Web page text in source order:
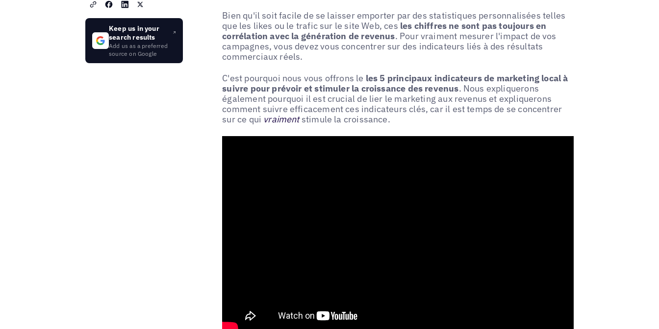
Keep us in your
search results
Add us as a preferred
source on Google
Bien qu'il soit facile de se laisser emporter par des statistiques personnalisées telles
que les likes ou le trafic sur le site Web, ces les chiffres ne sont pas toujours en
corrélation avec la génération de revenus. Pour vraiment mesurer l'impact de vos
campagnes, vous devez vous concentrer sur des indicateurs liés à des résultats
commerciaux réels.
C'est pourquoi nous vous offrons le les 5 principaux indicateurs de marketing local à
suivre pour prévoir et stimuler la croissance des revenus. Nous expliquerons
également pourquoi il est crucial de lier le marketing aux revenus et expliquerons
comment suivre efficacement ces indicateurs clés, car il est temps de se concentrer
sur ce qui vraimentstimule la croissance.